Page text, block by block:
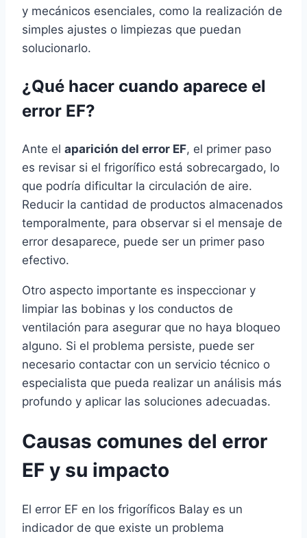
y mecánicos esenciales, como la realización de
simples ajustes o limpiezas que puedan
solucionarlo.
¿Qué hacer cuando aparece el
error EF?
Ante el aparición del error EF, el primer paso
es revisar si el frigorífico está sobrecargado, lo
que podría dificultar la circulación de aire.
Reducir la cantidad de productos almacenados
temporalmente, para observar si el mensaje de
error desaparece, puede ser un primer paso
efectivo.
Otro aspecto importante es inspeccionar y
limpiar las bobinas y los conductos de
ventilación para asegurar que no haya bloqueo
alguno. Si el problema persiste, puede ser
necesario contactar con un servicio técnico o
especialista que pueda realizar un análisis más
profundo y aplicar las soluciones adecuadas.
Causas comunes del error
EF y su impacto
El error EF en los frigoríficos Balay es un
indicador de que existe un problema